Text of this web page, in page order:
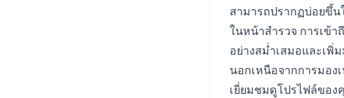
สามารถปรากฏบ่อยขึ้
ในหน้าสำรวจ การเข้
อย่างสม่ำเสมอและเพิ่
นอกเหนือจากการมอง
เยี่ยมชมดูโปรไฟล์ขอ